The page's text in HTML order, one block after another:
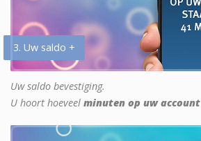
3. Uw saldo +
Uw saldo bevestiging.
U hoort hoeveel minuten op uw account